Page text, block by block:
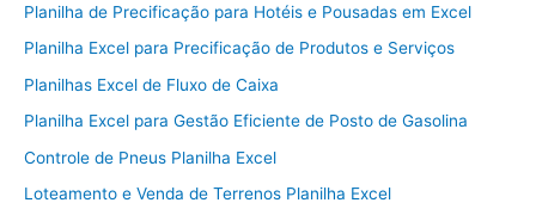
Planilha de Precificação para Hotéis e Pousadas em Excel
Planilha Excel para Precificação de Produtos e Serviços
Planilhas Excel de Fluxo de Caixa
Planilha Excel para Gestão Eficiente de Posto de Gasolina
Controle de Pneus Planilha Excel
Loteamento e Venda de Terrenos Planilha Excel